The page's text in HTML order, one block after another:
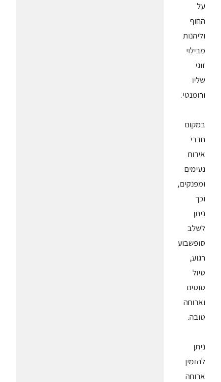
על
החוף
וליהנות
מבילוי
זוגי
שליו
ורומנטי.
במקום
חדרי
אירוח
נעימים
ומפנקים,
וכך
ניתן
לשלב
סופשבוע
רגוע,
טיול
סוסים
וארוחה
טובה.
ניתן
להזמין
ארוחה